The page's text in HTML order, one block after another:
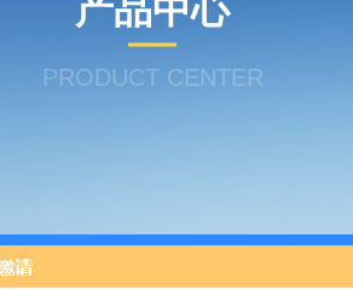
产品中心
PRODUCT CENTER
LDS-1G上海青浦绿洲粮食谷物水分测定仪